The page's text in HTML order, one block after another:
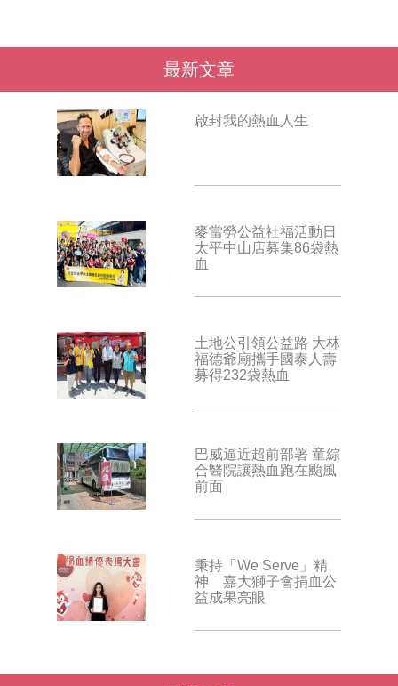
最新文章
啟封我的熱血人生
麥當勞公益社福活動日
太平中山店募集86袋熱
血
土地公引領公益路 大林
福德爺廟攜手國泰人壽
募得232袋熱血
巴威逼近超前部署 童綜
合醫院讓熱血跑在颱風
前面
秉持「We Serve」精
神 嘉大獅子會捐血公
益成果亮眼